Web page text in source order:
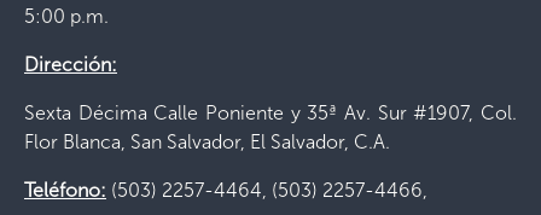
5:00 p.m.
Dirección:
Sexta Décima Calle Poniente y 35ª Av. Sur #1907, Col.
Flor Blanca, San Salvador, El Salvador, C.A.
Teléfono: (503) 2257-4464, (503) 2257-4466,